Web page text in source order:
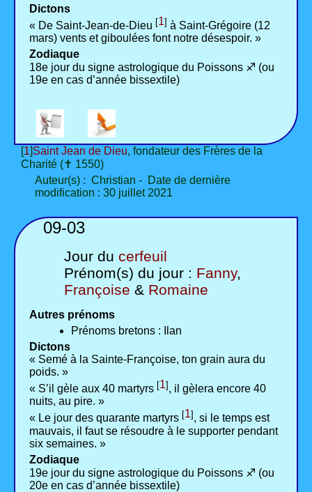
Dictons
« De Saint-Jean-de-Dieu [1] à Saint-Grégoire (12
mars) vents et giboulées font notre désespoir. »
Zodiaque
18e jour du signe astrologique du Poissons ♐ (ou
19e en cas d’année bissextile)
[1]Saint Jean de Dieu, fondateur des Frères de la
Charité (✝ 1550)
Auteur(s) : Christian - Date de dernière
modification : 30 juillet 2021
09-03
Jour du cerfeuil
Prénom(s) du jour : Fanny,
Françoise & Romaine
Autres prénoms
Prénoms bretons : Ilan
Dictons
« Semé à la Sainte-Françoise, ton grain aura du
poids. »
« S’il gèle aux 40 martyrs [1] , il gèlera encore 40
nuits, au pire. »
« Le jour des quarante martyrs [1] , si le temps est
mauvais, il faut se résoudre à le supporter pendant
six semaines. »
Zodiaque
19e jour du signe astrologique du Poissons ♐ (ou
20e en cas d’année bissextile)